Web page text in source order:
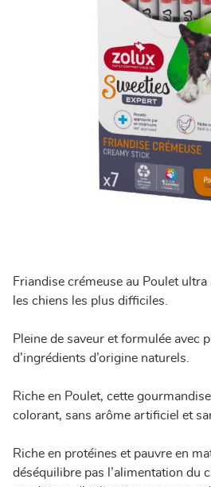
Friandise crémeuse au Poulet
les chiens les plus difficiles.
Pleine de saveur et formulée avec
d’ingrédients d’origine naturels.
Riche en Poulet, cette
colorant, sans arôme artificiel et
Riche en protéines et pauvre en
déséquilibre pas l’alimentation du